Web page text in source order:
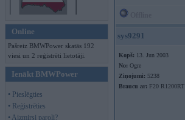
Online
Pašreiz BMWPower skatās 192
viesi un 2 reģistrēti lietotāji.
Ienākt BMWPower
• Pieslēgties
• Reģistrēties
• Aizmirsi paroli?
sys9291
Kopš: 13. Jun 2003
No: Ogre
Ziņojumi: 5238
Braucu ar: F20 R1200RT